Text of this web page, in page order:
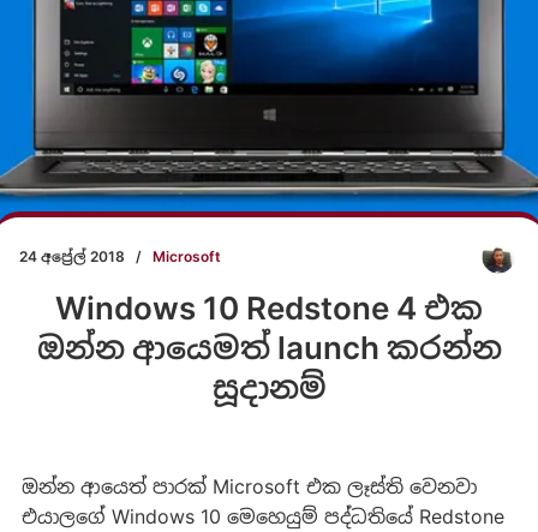
24 අප්‍රේල් 2018 / Microsoft
Windows 10 Redstone 4 එක
ඔන්න ආයෙමත් launch කරන්න
සූදානම්
ඔන්න ආයෙත් පාරක් Microsoft එක ලෑස්ති වෙනවා
එයාලගේ Windows 10 මෙහෙයුම් පද්ධතියේ Redstone